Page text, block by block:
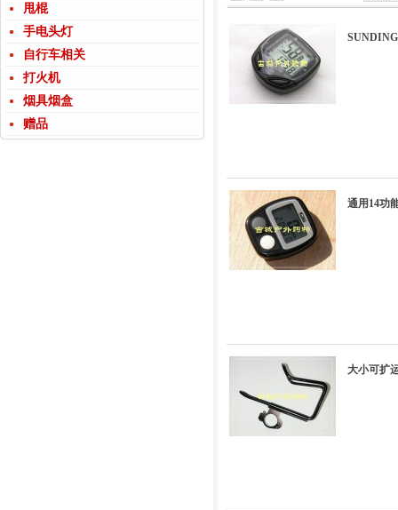
甩棍
手电头灯
自行车相关
打火机
烟具烟盒
赠品
通用14功
大小可扩